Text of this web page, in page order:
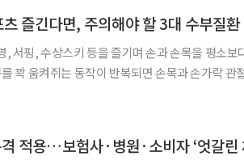
즐긴다면, 주의해야 할 3대 수부질환
, 서핑, 수상스키 등을 즐기며 손과 손목을 평소보
꽉 움켜쥐는 동작이 반복되면 손목과 손가락 관